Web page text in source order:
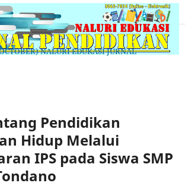
/
NALURI EDUKASI JURNAL
Pendidikan
Hidup Melalui
IPS pada Siswa SMP